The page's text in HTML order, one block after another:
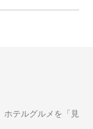
ホテルグルメを「見